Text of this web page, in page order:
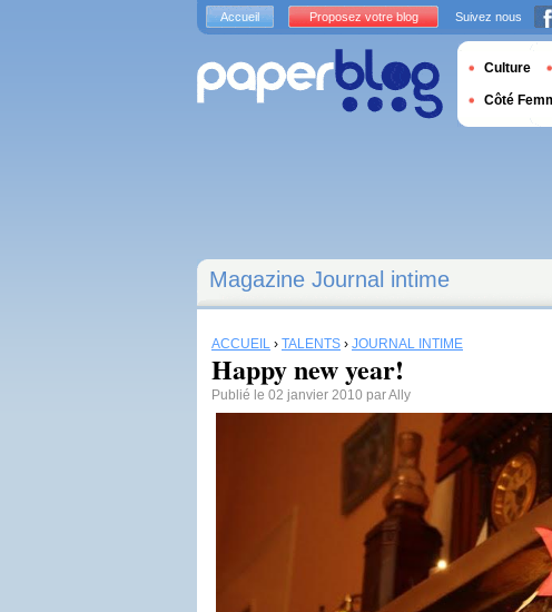
Magazine Journal intime
ACCUEIL › TALENTS › JOURNAL INTIME
Happy new year!
Publié le 02 janvier 2010 par Ally
Accueil Proposez votre blog Suivez nous
Culture
Côté